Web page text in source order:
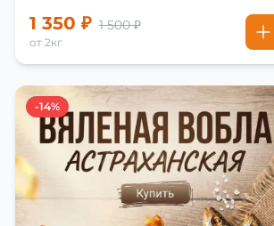
1 350 ₽ 1 500 ₽
от 2кг
-14%